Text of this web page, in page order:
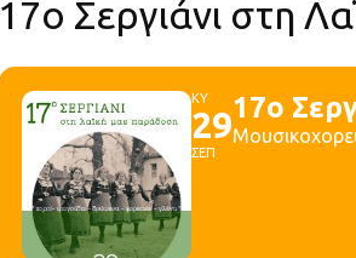
17o Σεργιάνι στη
ΚΥ
29
ΣΕΠ
17o